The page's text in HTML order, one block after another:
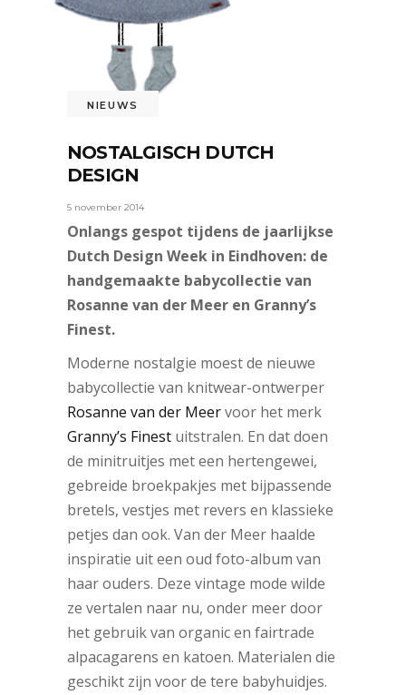
NIEUWS
NOSTALGISCH DUTCH
DESIGN
5 november 2014
Onlangs gespot tijdens de jaarlijkse
Dutch Design Week in Eindhoven: de
handgemaakte babycollectie van
Rosanne van der Meer en Granny’s
Finest.
Moderne nostalgie moest de nieuwe
babycollectie van knitwear-ontwerper
Rosanne van der Meervoor het merk
Granny’s Finest uitstralen. En dat doen
de minitruitjes met een hertengewei,
gebreide broekpakjes met bijpassende
bretels, vestjes met revers en klassieke
petjes dan ook. Van der Meer haalde
inspiratie uit een oud foto-album van
haar ouders. Deze vintage mode wilde
ze vertalen naar nu, onder meer door
het gebruik van organic en fairtrade
alpacagarens en katoen. Materialen die
geschikt zijn voor de tere babyhuidjes.